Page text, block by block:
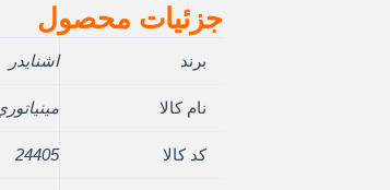
جزئیات محصول
برند اشنایدر
نام کالا مينياتوري
کد کالا 24405